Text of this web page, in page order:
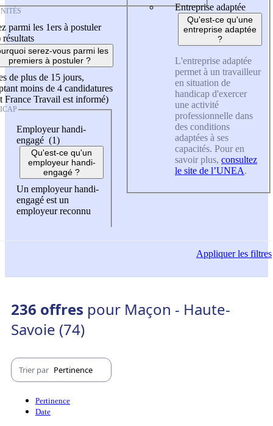
parmi les 1ers à postuler
résultats
serez-vous parmi les
premiers à postuler ?
de plus de 15 jours,
moins de 4 candidatures
France Travail est informé)
Employeur handi-
engagé (1)
Qu'est-ce qu'un
employeur handi-
engagé ?
Un employeur handi-
engagé est un
employeur reconnu
Entreprise adaptée
Qu'est-ce qu'une
entreprise adaptée
?
L'entreprise adaptée
permet à un travailleur
en situation de
handicap d'exercer
une activité
professionnelle dans
des conditions
adaptées à ses
capacités. Pour en
savoir plus, consultez
le site de l’UNEA.
Appliquerles filtres
236 offres pour Maçon - Haute-
Savoie (74)
Trier par Pertinence
Pertinence
Date